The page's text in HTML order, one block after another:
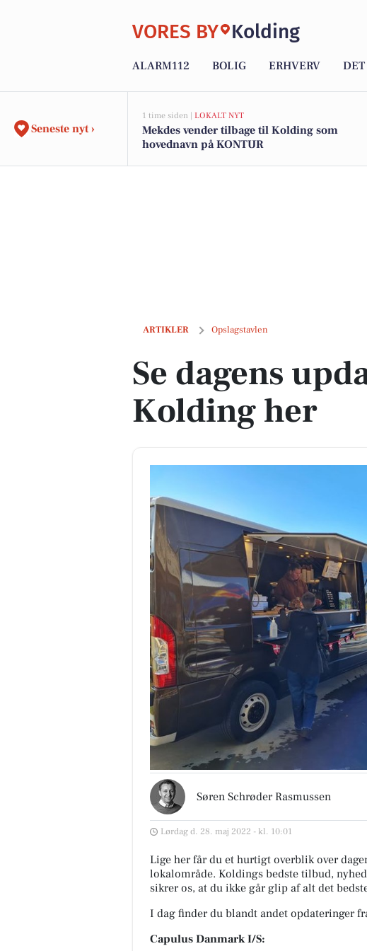
VORES BY Kolding
ALARM112 BOLIG ERHVERV DET
Seneste nyt ›
1 time siden | LOKALT NYT
Mekdes vender tilbage til Kolding som
hovednavn på KONTUR
ARTIKLER Opslagstavlen
Se dagens updates fra Kolding her
Se dagens
Kolding her
Søren Schrøder Rasmussen
Lørdag d. 28. maj 2022 - kl. 10:01
Lige her får du et hurtigt overblik over
lokalområde. Koldings bedste tilbud,
sikrer os, at du ikke går glip af alt det
I dag finder du blandt andet opdateringer
Capulus Danmark I/S: